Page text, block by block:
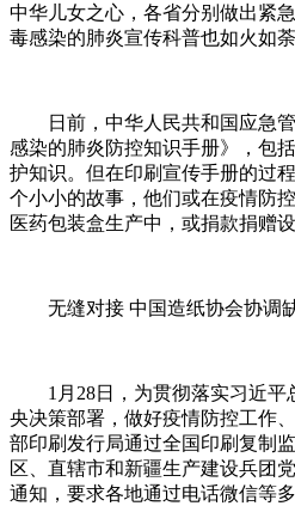
中华儿女之心，各省分别做出紧
毒感染的肺炎宣传科普也如火如荼
日前，中华人民共和国应急
感染的肺炎防控知识手册》，包
护知识。但在印刷宣传手册的过
个小小的故事，他们或在疫情防
医药包装盒生产中，或捐款捐赠
无缝对接 中国造纸协会协调
1月28日，为贯彻落实习近
央决策部署，做好疫情防控工作
部印刷发行局通过全国印刷复制
区、直辖市和新疆生产建设兵团
通知，要求各地通过电话微信等